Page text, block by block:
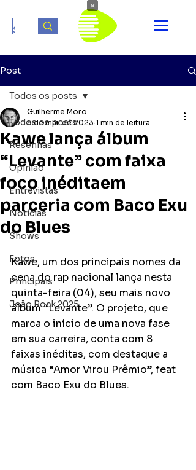
Post
Todos os posts
Resenhas
Opinião
Entrevistas
Notícias
Shows
Fotos
Principais
João Rock 2025
Todos os posts
Kawe lança álbum
“Levante” com faixa
foco inéditaem
parceria com Baco Exu
do Blues
Guilherme Moro
5 de mai. de 2023 1 min de leitura
Kawe, um dos principais nomes da
cena do rap nacional lança nesta
quinta-feira (04), seu mais novo
álbum “Levante”. O projeto, que
marca o início de uma nova fase
em sua carreira, conta com 8
faixas inéditas, com destaque a
música “Amor Virou Prêmio”, feat
com Baco Exu do Blues.
×